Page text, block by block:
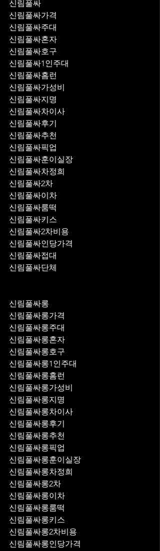
신림풀싸
신림풀싸가격
신림풀싸주대
신림풀싸혼자
신림풀싸호구
신림풀싸1인주대
신림풀싸홈런
신림풀싸가성비
신림풀싸지명
신림풀싸차이사
신림풀싸후기
신림풀싸추천
신림풀싸훈이실장
신림풀싸차정희
신림풀싸2차
신림풀싸이차
신림풀싸룸떡
신림풀싸키스
신림풀싸2차비용
신림풀싸인당가격
신림풀싸접대
신림풀싸단체
신림풀싸롱
신림풀싸롱가격
신림풀싸롱주대
신림풀싸롱혼자
신림풀싸롱호구
신림풀싸롱1인주대
신림풀싸롱홈런
신림풀싸롱가성비
신림풀싸롱지명
신림풀싸롱차이사
신림풀싸롱후기
신림풀싸롱추천
신림풀싸롱훈이실장
신림풀싸롱차정희
신림풀싸롱2차
신림풀싸롱이차
신림풀싸롱룸떡
신림풀싸롱키스
신림풀싸롱2차비용
신림풀싸롱인당가격